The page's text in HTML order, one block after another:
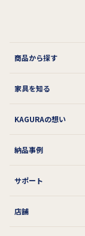
商品から探す
家具を知る
KAGURAの想い
納品事例
サポート
店舗